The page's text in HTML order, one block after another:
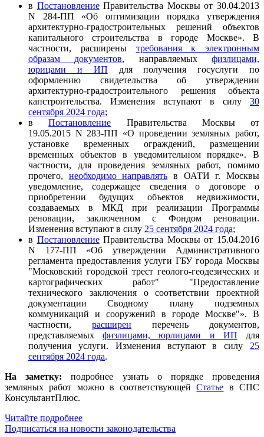
в ПостановлениеПравительства Москвы от 30.04.2013
N 284-ПП «Об оптимизации порядка утверждения
архитектурно-градостроительных решений объектов
капитального строительства в городе Москве». В
частности, расширены требования к электронным
образам документов, направляемыхфизлицами,
юрицами и ИП для получения госуслуги по
оформлению свидетельства об утверждении
архитектурно-градостроительного решения объекта
капстроительства. Изменения вступают в силу 30
сентября 2024 года;
вПостановление Правительства Москвы от
19.05.2015 N 283-ПП «О проведении земляных работ,
установке временных ограждений, размещении
временных объектов в уведомительном порядке». В
частности, для проведения земляных работ, помимо
прочего, необходимо направлять в ОАТИ г. Москвы
уведомление, содержащее сведения о договоре о
приобретении будущих объектов недвижимости,
создаваемых в МКД при реализации Программы
реновации, заключенном с Фондом реновации.
Изменения вступают в силу 25 сентября 2024 года;
в ПостановлениеПравительства Москвы от 15.04.2016
N 177-ПП «Об утверждении Административного
регламента предоставления услуги ГБУ города Москвы
"Московский городской трест геолого-геодезических и
картографических работ" "Предоставление
технического заключения о соответствии проектной
документации Сводному плану подземных
коммуникаций и сооружений в городе Москве"». В
частности, расширен перечень документов,
представляемыхфизлицами, юрлицами и ИП для
получения услуги. Изменения вступают в силу 25
сентября 2024 года.
На заметку: подробнее узнать о порядке проведения
земляных работ можно в соответствующейСтатье в СПС
КонсультантПлюс.
Читайте подробнее
Подписаться на новости законодательства